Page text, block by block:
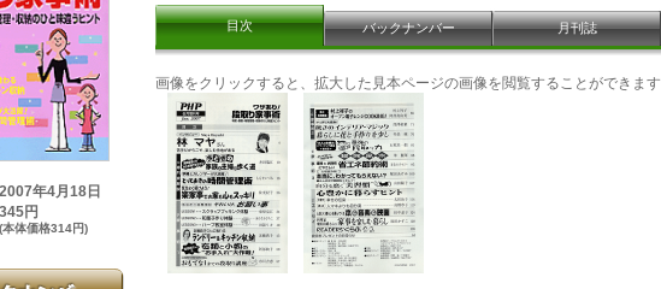
2007年4月18日
345円
(本体価格314円)
目次 バックナンバー 月刊誌
画像をクリックすると、拡大した見本ページの画像を閲覧することができます